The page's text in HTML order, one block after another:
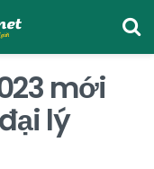
mới
lý